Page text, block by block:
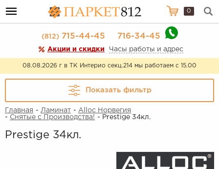
0
(812)715-44-45 716-34-45
Акции и скидки Часы работы и адрес
08.08.2026 г в ТК Интерио секц.214 мы работаем с 15.00
Показать фильтр
Главная - Ламинат - Alloc Норвегия
- Снятые с Производства! - Prestige 34кл.
Prestige 34кл.